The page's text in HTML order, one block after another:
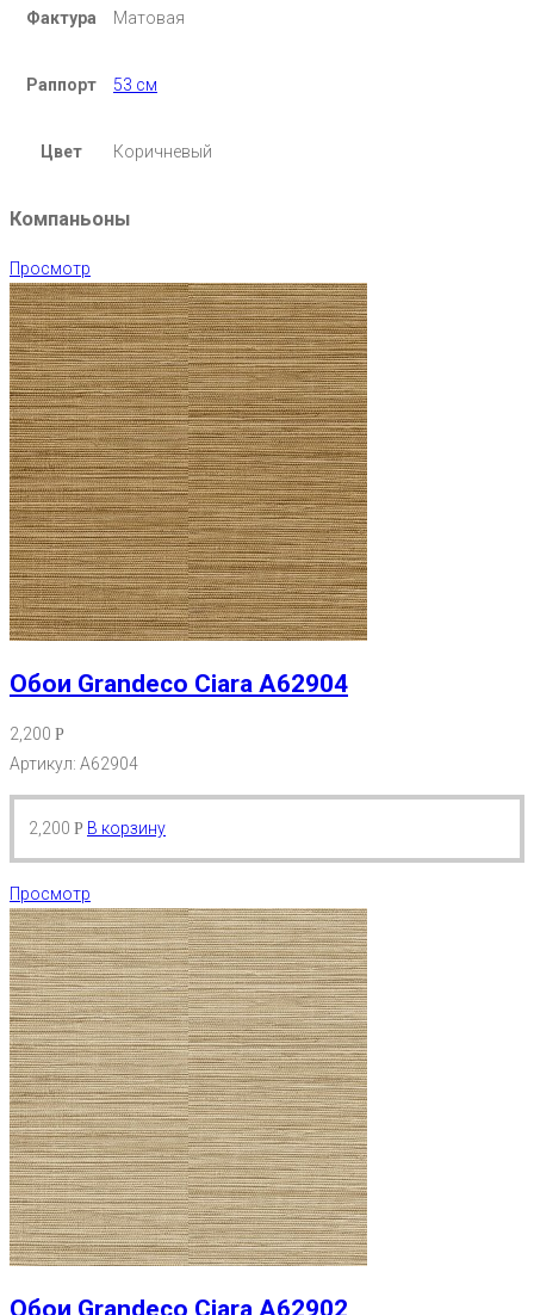
Фактура Матовая
Раппорт 53 см
Цвет Коричневый
Компаньоны
Просмотр
Обои Grandeco Ciara A62904
2,200 Р
Артикул: A62904
2,200 Р В корзину
Просмотр
Обои Grandeco Ciara A62902